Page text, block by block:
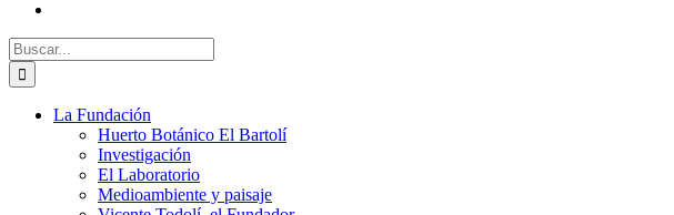
Buscar:
La Fundación
Huerto Botánico El Bartolí
Investigación
El Laboratorio
Medioambiente y paisaje